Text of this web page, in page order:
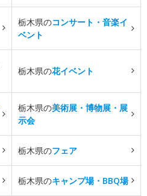
栃木県のコンサート・音楽イ
ベント
栃木県の花イベント
栃木県の美術展・博物展・展
示会
栃木県のフェア
栃木県のキャンプ場・BBQ場